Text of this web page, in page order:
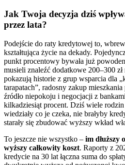
Jak Twoja decyzja dziś
przez lata?
Podejście do raty kredytowej to,
kształtująca życie na dekady.
punkt procentowy bywała już
musieli znaleźć dodatkowe 200–300
pokazują historie z grup wsparcia dla
tarapatach”, radosny zakup
źródło niepokoju i negocjacji z
kilkadziesiąt procent. Dziś wiele
wiedziały co je czeka, nie brałyby
starały się zbudować wyższy wkład
To jeszcze nie wszystko – im dłuższy
wyższy całkowity koszt. Raporty z
kredycie na 30 lat łączna suma do